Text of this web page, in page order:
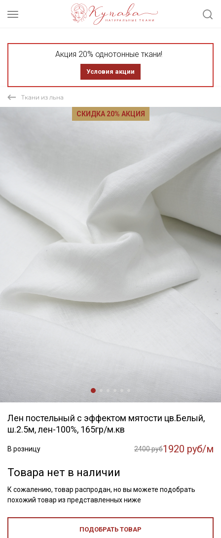
Акция 20% однотонные ткани!
Условия акции
Ткани из льна
СКИДКА 20% АКЦИЯ
Лен постельный с эффектом мятости цв.Белый,
ш.2.5м, лен-100%, 165гр/м.кв
В розницу 2400 руб1920 руб/м
Товара нет в наличии
К сожалению, товар распродан, но вы можете подобрать
похожий товар из представленных ниже
ПОДОБРАТЬ ТОВАР